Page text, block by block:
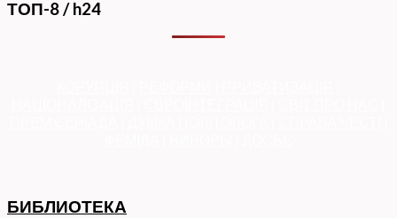
ТОП-8 / h24
БИБЛИОТЕКА